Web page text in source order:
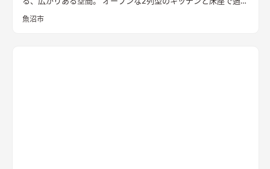
す畳敷きのリビングが隣り合い、料理をする時、食事の時、く
魚沼市